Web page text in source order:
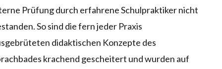
Prüfung durch erfahrene Schulpraktiker nicht
So sind die fern jeder Praxis
didaktischen Konzepte des
krachend gescheitert und wurden auf